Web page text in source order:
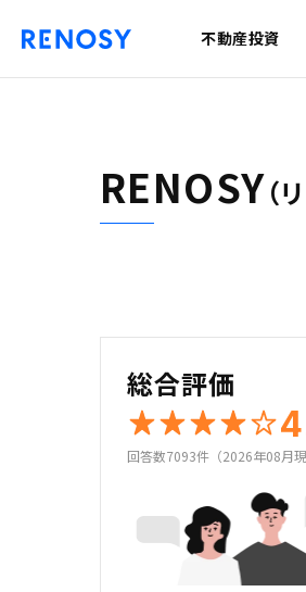
不動産投資
RENOSY（
総合評価
回答数7093件（2026年08月現